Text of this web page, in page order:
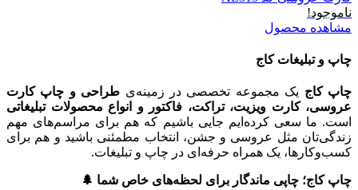
ناموجود!
مشاهده محصول
چاپ و تبلیغات کاج
چاپ کاج یک مجموعه تخصصی در زمینه‌ی طراحی و چاپ کارت
عروسی، کارت ویزیت، تراکت، فاکتور و انواع محصولات تبلیغاتی
است. ما سعی کرده‌ایم جایی باشیم که هم برای مراسم‌های مهم
زندگی‌تان مثل عروسی و جشن، انتخاب مطمئنی باشید و هم برای
کسب‌وکارها، یک همراه حرفه‌ای در چاپ و تبلیغات.
چاپ کاج؛ چاپی ماندگار برای لحظه‌های خاص شما 🌲